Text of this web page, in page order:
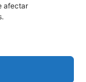
afectar